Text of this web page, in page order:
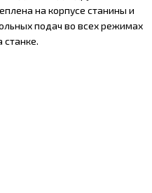
на корпусе станины и
подач во всех режимах
станке.